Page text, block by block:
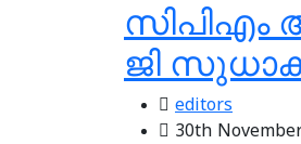
സിപിഎം
ജി
editors
30th